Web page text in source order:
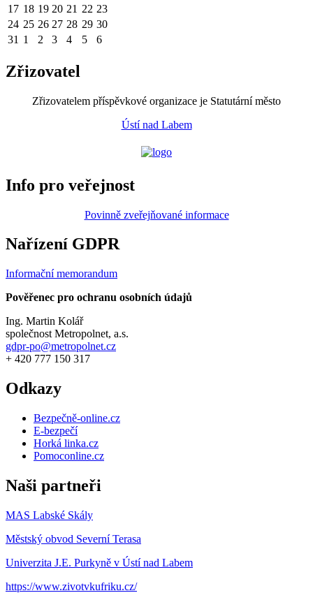
17 18 19 20 21 22 23
24 25 26 27 28 29 30
31 1 2 3 4 5 6
Zřizovatel
Zřizovatelem příspěvkové organizace je Statutární město
Ústí nad Labem
Info pro veřejnost
Povinně zveřejňované informace
Nařízení GDPR
Informační memorandum
Pověřenec pro ochranu osobních údajů
Ing. Martin Kolář
společnost Metropolnet, a.s.
gdpr-po@metropolnet.cz
+ 420 777 150 317
Odkazy
Bezpečně-online.cz
E-bezpečí
Horká linka.cz
Pomoconline.cz
Naši partneři
MAS Labské Skály
Městský obvod Severní Terasa
Univerzita J.E. Purkyně v Ústí nad Labem
https://www.zivotvkufriku.cz/